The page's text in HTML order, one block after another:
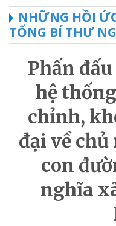
NHỮNG HỒI
TỔNG BÍ THƯ
Phấn
hệ
chỉnh,
đại về
con
nghĩa